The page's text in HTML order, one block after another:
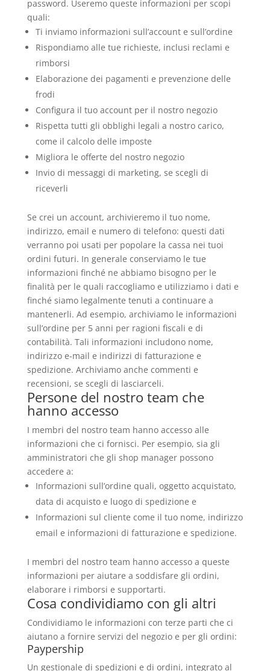
password. Useremo queste informazioni per scopi
quali:
Ti inviamo informazioni sull’account e sull’ordine
Rispondiamo alle tue richieste, inclusi reclami e
rimborsi
Elaborazione dei pagamenti e prevenzione delle
frodi
Configura il tuo account per il nostro negozio
Rispetta tutti gli obblighi legali a nostro carico,
come il calcolo delle imposte
Migliora le offerte del nostro negozio
Invio di messaggi di marketing, se scegli di
riceverli
Se crei un account, archivieremo il tuo nome,
indirizzo, email e numero di telefono: questi dati
verranno poi usati per popolare la cassa nei tuoi
ordini futuri. In generale conserviamo le tue
informazioni finché ne abbiamo bisogno per le
finalità per le quali raccogliamo e utilizziamo i dati e
finché siamo legalmente tenuti a continuare a
mantenerli. Ad esempio, archiviamo le informazioni
sull’ordine per 5 anni per ragioni fiscali e di
contabilità. Tali informazioni includono nome,
indirizzo e-mail e indirizzi di fatturazione e
spedizione. Archiviamo anche commenti e
recensioni, se scegli di lasciarceli.
Persone del nostro team che
hanno accesso
I membri del nostro team hanno accesso alle
informazioni che ci fornisci. Per esempio, sia gli
amministratori che gli shop manager possono
accedere a:
Informazioni sull’ordine quali, oggetto acquistato,
data di acquisto e luogo di spedizione e
Informazioni sul cliente come il tuo nome, indirizzo
email e informazioni di fatturazione e spedizione.
I membri del nostro team hanno accesso a queste
informazioni per aiutare a soddisfare gli ordini,
elaborare i rimborsi e supportarti.
Cosa condividiamo con gli altri
Condividiamo le informazioni con terze parti che ci
aiutano a fornire servizi del negozio e per gli ordini:
Paypership
Un gestionale di spedizioni e di ordini, integrato al